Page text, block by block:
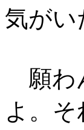
気がい
願わ
よ。